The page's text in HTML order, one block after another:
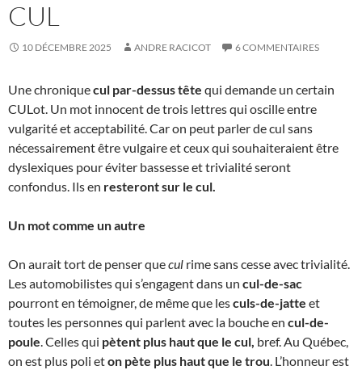
CUL
10 DÉCEMBRE 2025 ANDRE RACICOT 6 COMMENTAIRES
Une chroniquecul par-dessus tête qui demande un certain
CULot. Un mot innocent de trois lettres qui oscille entre
vulgarité et acceptabilité. Car on peut parler de cul sans
nécessairement être vulgaire et ceux qui souhaiteraient être
dyslexiques pour éviter bassesse et trivialité seront
confondus. Ils en resteront sur le cul.
Un mot comme un autre
On aurait tort de penser quecul rime sans cesse avec trivialité.
Les automobilistes qui s’engagent dans un cul-de-sac
pourront en témoigner, de même que lesculs-de-jatte et
toutes les personnes qui parlent avec la bouche en cul-de-
poule. Celles qui pètent plus haut que le cul, bref. Au Québec,
on est plus poli eton pète plus haut que le trou. L’honneur est